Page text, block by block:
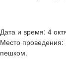
Дата и время: 4
Место проведения:
пешком.